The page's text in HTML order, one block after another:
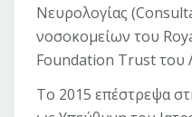
Νευρολογίας
νοσοκομείων του
Foundation Trust του
Το 2015 επέστρεψα